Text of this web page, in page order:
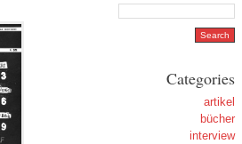
Categories
artikel
bücher
interview